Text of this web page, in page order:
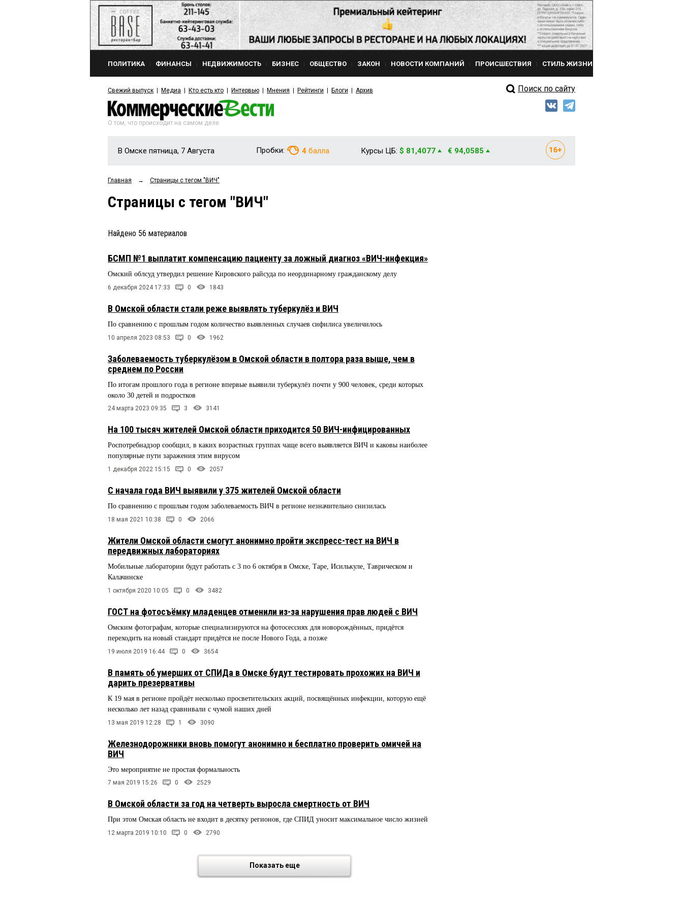
ПОЛИТИКА ФИНАНСЫ НЕДВИЖИМОСТЬ БИЗНЕС ОБЩЕСТВО ЗАКОН НОВОСТИ КОМПАНИЙ ПРОИСШЕСТВИЯ СТИЛЬ ЖИЗНИ
Свежий выпуск Медиа Кто есть кто Интервью Мнения Рейтинги Блоги Архив Поиск по сайту
О том, что происходит на самом деле
В Омске пятница, 7 Августа Пробки: 4 балла Курсы ЦБ: $ 81,4077 € 94,0585
Главная → Страницы c тегом "ВИЧ"
Страницы c тегом "ВИЧ"
Найдено 56 материалов
БСМП №1 выплатит компенсацию пациенту за ложный диагноз «ВИЧ-инфекция»
Омский облсуд утвердил решение Кировского райсуда по неординарному гражданскому делу
6 декабря 2024 17:33 0 1843
В Омской области стали реже выявлять туберкулёз и ВИЧ
По сравнению с прошлым годом количество выявленных случаев сифилиса увеличилось
10 апреля 2023 08:53 0 1962
Заболеваемость туберкулёзом в Омской области в полтора раза выше, чем в
среднем по России
По итогам прошлого года в регионе впервые выявили туберкулёз почти у 900 человек, среди которых
около 30 детей и подростков
24 марта 2023 09:35 3 3141
На 100 тысяч жителей Омской области приходится 50 ВИЧ-инфицированных
Роспотребнадзор сообщил, в каких возрастных группах чаще всего выявляется ВИЧ и каковы наиболее
популярные пути заражения этим вирусом
1 декабря 2022 15:15 0 2057
С начала года ВИЧ выявили у 375 жителей Омской области
По сравнению с прошлым годом заболеваемость ВИЧ в регионе незначительно снизилась
18 мая 2021 10:38 0 2066
Жители Омской области смогут анонимно пройти экспресс-тест на ВИЧ в
передвижных лабораториях
Мобильные лаборатории будут работать с 3 по 6 октября в Омске, Таре, Исилькуле, Таврическом и
Калачинске
1 октября 2020 10:05 0 3482
ГОСТ на фотосъёмку младенцев отменили из-за нарушения прав людей с ВИЧ
Омским фотографам, которые специализируются на фотосессиях для новорождённых, придётся
переходить на новый стандарт придётся не после Нового Года, а позже
19 июля 2019 16:44 0 3654
В память об умерших от СПИДа в Омске будут тестировать прохожих на ВИЧ и
дарить презервативы
К 19 мая в регионе пройдёт несколько просветительских акций, посвящённых инфекции, которую ещё
несколько лет назад сравнивали с чумой наших дней
13 мая 2019 12:28 1 3090
Железнодорожники вновь помогут анонимно и бесплатно проверить омичей на
ВИЧ
Это мероприятие не простая формальность
7 мая 2019 15:26 0 2529
В Омской области за год на четверть выросла смертность от ВИЧ
При этом Омская область не входит в десятку регионов, где СПИД уносит максимальное число жизней
12 марта 2019 10:10 0 2790
Показать еще